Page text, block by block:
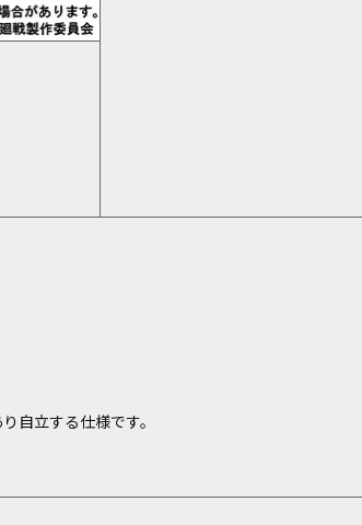
自立する仕様です。